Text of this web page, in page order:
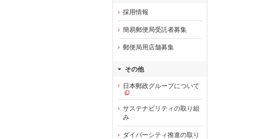
採用情報
簡易郵便局受託者募集
郵便局用店舗募集
その他
日本郵政グループについて
サステナビリティの取り組
み
ダイバーシティ推進の取り